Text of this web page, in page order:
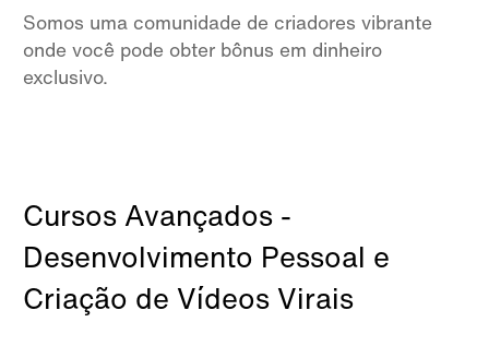
Somos uma comunidade de criadores vibrante
onde você pode obter bônus em dinheiro
exclusivo.
Cursos Avançados -
Desenvolvimento Pessoal e
Criação de Vídeos Virais